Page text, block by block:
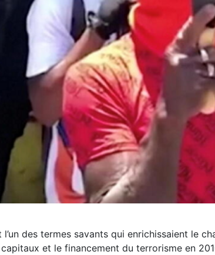
des termes savants qui enrichissaient le
et le financement du terrorisme en